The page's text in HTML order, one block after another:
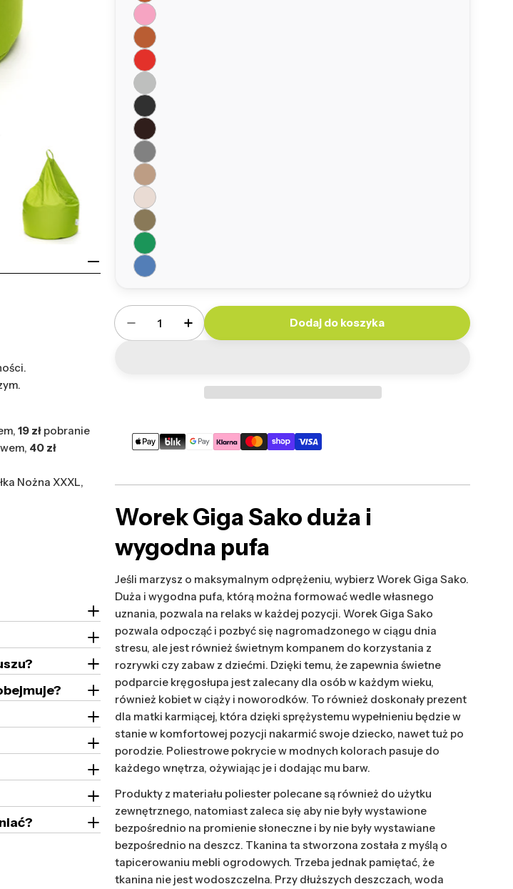
19 zł pobranie
40 zł
Nożna XXXL,
Ilość
Zmniejsz ilość dla Worek Giga Sako Poliester
Zwiększ ilość dla Worek Giga Sako Poliester
Dodaj do koszyka
Metody
Worek Giga Sako duża i
wygodna pufa
Jeśli marzysz o maksymalnym odprężeniu, wybierz Worek Giga Sako.
Duża i wygodna pufa, którą można formować wedle własnego
uznania, pozwala na relaks w każdej pozycji. Worek Giga Sako
pozwala odpocząć i pozbyć się nagromadzonego w ciągu dnia
stresu, ale jest również świetnym kompanem do korzystania z
rozrywki czy zabaw z dziećmi. Dzięki temu, że zapewnia świetne
podparcie kręgosłupa jest zalecany dla osób w każdym wieku,
również kobiet w ciąży i noworodków. To również doskonały prezent
dla matki karmiącej, która dzięki sprężystemu wypełnieniu będzie w
stanie w komfortowej pozycji nakarmić swoje dziecko, nawet tuż po
porodzie. Poliestrowe pokrycie w modnych kolorach pasuje do
każdego wnętrza, ożywiając je i dodając mu barw.
Produkty z materiału poliester polecane są również do użytku
zewnętrznego, natomiast zaleca się aby nie były wystawione
bezpośrednio na promienie słoneczne i by nie były wystawiane
bezpośrednio na deszcz. Tkanina ta stworzona została z myślą o
tapicerowaniu mebli ogrodowych. Trzeba jednak pamiętać, że
tkanina nie jest wodoszczelna. Przy dłuższych deszczach, woda